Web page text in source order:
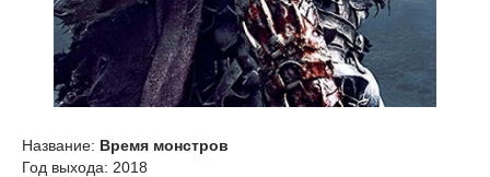
Название: Время монстров
Год выхода: 2018